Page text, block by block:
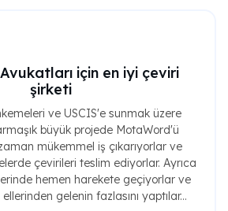
için en iyi çeviri
şirketi
ve USCIS'e sunmak üzere
büyük projede MotaWord'ü
mükemmel iş çıkarıyorlar ve
çevirileri teslim ediyorlar. Ayrıca
hemen harekete geçiyorlar ve
gelenin fazlasını yaptılar...